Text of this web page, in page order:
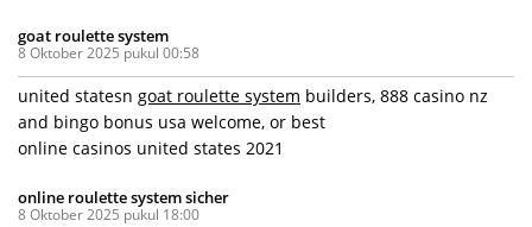
goat roulette system
8 Oktober 2025 pukul 00:58
united statesn goat roulette system builders, 888 casino nz
and bingo bonus usa welcome, or best
online casinos united states 2021
online roulette system sicher
8 Oktober 2025 pukul 18:00